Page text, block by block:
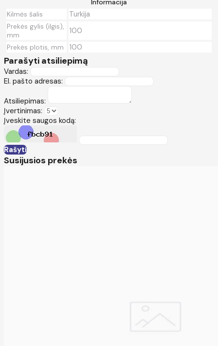
Informacija
Kilmės šalis
Turkija
Prekės gylis (ilgis),
mm
100
Prekės plotis, mm 100
Parašyti atsiliepimą
Vardas:
El. pašto adresas:
Atsiliepimas:
Įvertinimas:
Įveskite saugos kodą:
Rašyti
Susijusios prekės